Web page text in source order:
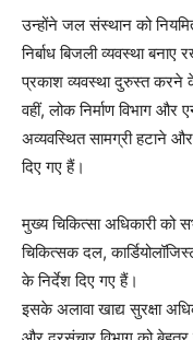
उन्होंने जल संस्थान को
निर्बाध बिजली व्यवस्था
प्रकाश व्यवस्था दुरुस्त करने
वहीं, लोक निर्माण विभाग
अव्यवस्थित सामग्री हटाने
दिए गए हैं।
मुख्य चिकित्सा अधिकारी को
चिकित्सक दल,
के निर्देश दिए गए हैं।
इसके अलावा खाद्य सुरक्षा